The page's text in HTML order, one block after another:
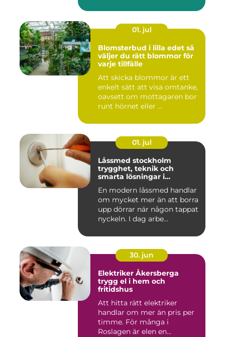
01. jul
Blomsterbud i lilla edet så
väljer du rätt blommor för
varje tillfälle
Att skicka blommor är ett
enkelt sätt att visa omtanke,
oavsett om mottagaren bor
runt hörnet eller ...
01. jul
Låssmed stockholm
trygghet, teknik och
smarta lösningar i
En modern låssmed handlar
om mycket mer än att borra
upp dörrar när någon tappat
nyckeln. I dag arbe...
30. jun
Elektriker Åkersberga
trygg el i hem och
fritidshus
Att hitta rätt elektriker
handlar om mer än pris per
timme. För många i
Roslagen är elen en